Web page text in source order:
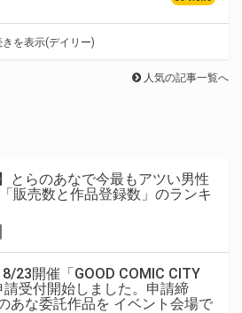
きを表示(デイリー)
人気の記事一覧へ
とらのあなで今最もアツい男性
販売数と作品登録数」のランキ
23開催「GOOD COMIC CITY
受付開始しました。申請締
あな委託作品を イベント会場で